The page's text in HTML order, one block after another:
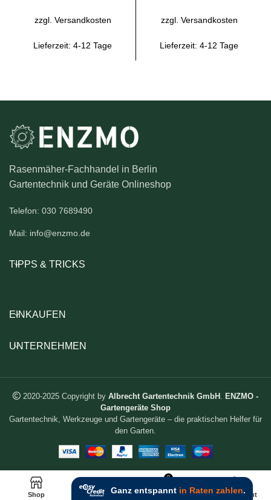
zzgl. Versandkosten
Lieferzeit: 4-12 Tage
zzgl. Versandkosten
Lieferzeit: 4-12 Tage
Rasenmäher-Fachhandel in Berlin
Gartentechnik und Geräte Onlineshop
Telefon: 030 7689490
Mail: info@enzmo.de
TIPPS & TRICKS
EINKAUFEN
UNTERNEHMEN
2020-2025 Copyright by Albrecht Gartentechnik GmbH ENZMO -
Gartengeräte Shop
Gartentechnik, Werkzeuge und Gartengeräte – die praktischen Helfer für
den Garten.
Shop Wunschliste
0
Warenkorb Mein Account